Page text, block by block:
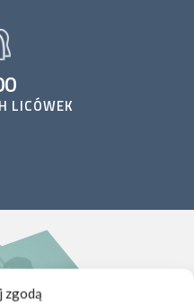
zgodą
LICÓWEK